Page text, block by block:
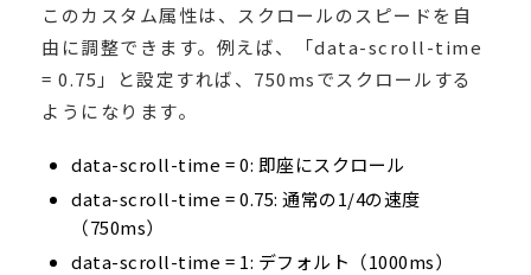
このカスタム属性は、スクロールのスピードを自
由に調整できます。例えば、「data-scroll-time
= 0.75」と設定すれば、750msでスクロールする
ようになります。
data-scroll-time = 0: 即座にスクロール
data-scroll-time = 0.75: 通常の1/4の速度
（750ms）
data-scroll-time = 1: デフォルト（1000ms）